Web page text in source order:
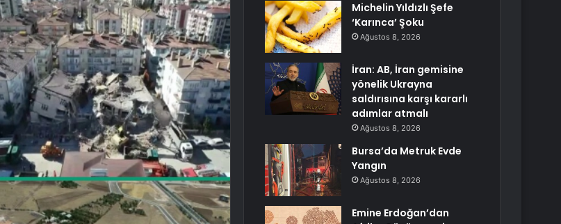
Michelin Yıldızlı Şefe
‘Karınca’ Şoku
Ağustos 8, 2026
İran: AB, İran gemisine
yönelik Ukrayna
saldırısına karşı kararlı
adımlar atmalı
Ağustos 8, 2026
Bursa’da Metruk Evde
Yangın
Ağustos 8, 2026
Emine Erdoğan’dan